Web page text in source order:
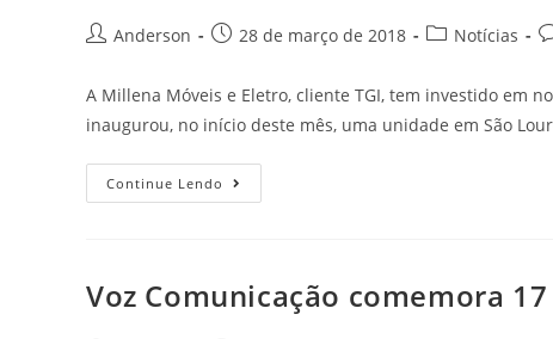
Anderson 28 de março de 2018 Notícias
A Millena Móveis e Eletro, cliente TGI, tem investido em
inaugurou, no início deste mês, uma unidade em São
Continue Lendo
Voz Comunicação comemora